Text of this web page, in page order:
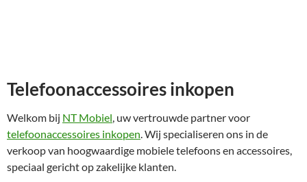
Telefoonaccessoires inkopen
Welkom bij NT Mobiel, uw vertrouwde partner voor
telefoonaccessoires inkopen. Wij specialiseren ons in de
verkoop van hoogwaardige mobiele telefoons en accessoires,
speciaal gericht op zakelijke klanten.